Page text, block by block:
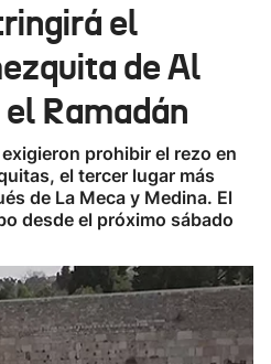
el
de Al
Ramadán
prohibir el rezo en
el tercer lugar más
de La Meca y Medina. El
desde el próximo sábado